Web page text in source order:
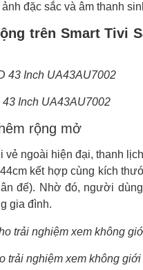
đặc sắc và âm thanh
trên Smart Tivi
Inch UA43AU7002
rộng mở
ngoài hiện đại, thanh
kết hợp cùng kích
đế). Nhờ đó, người
gia đình.
trải nghiệm xem không giới